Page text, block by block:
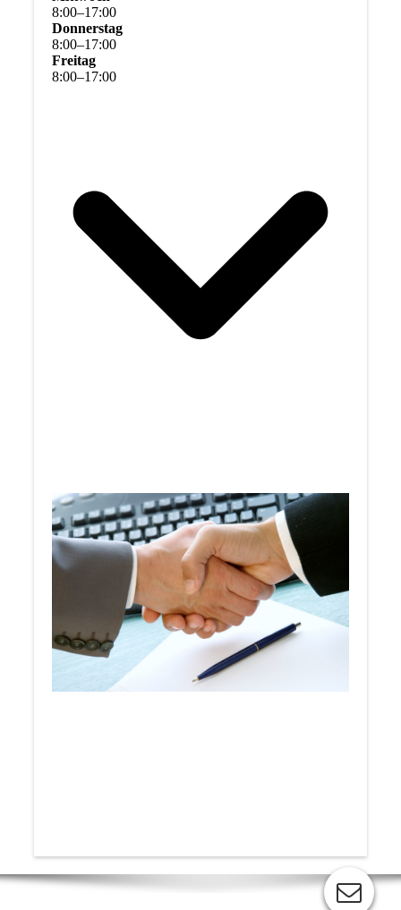
8:00–17:00
Donnerstag
8:00–17:00
Freitag
8:00–17:00